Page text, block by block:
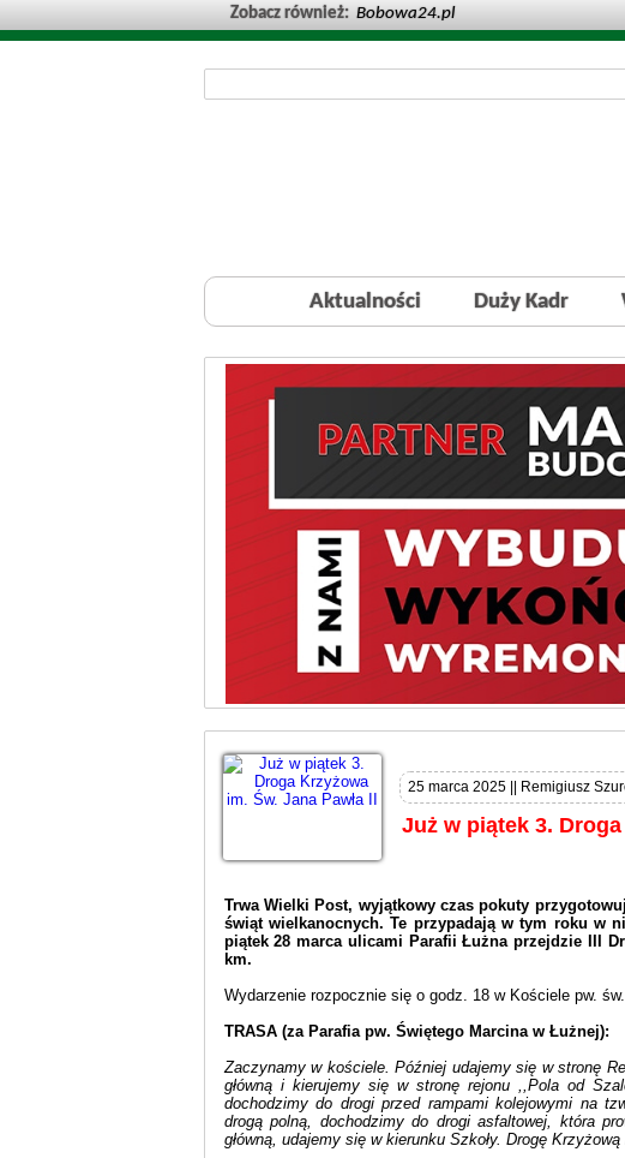
Zobacz również: Bobowa24.pl
Aktualności Duży Kadr
25 marca 2025 || Remigiusz
Już w piątek 3. Droga
Trwa Wielki Post, wyjątkowy czas pokuty
świąt wielkanocnych. Te przypadają w tym roku w
piątek 28 marca ulicami Parafii Łużna przejdzie III
km.
Wydarzenie rozpocznie się o godz. 18 w Kościele pw.
TRASA (za Parafia pw. Świętego Marcina w Łużnej):
Zaczynamy w kościele. Później udajemy się w stronę
główną i kierujemy się w stronę rejonu ,,Pola od
dochodzimy do drogi przed rampami kolejowymi na
drogą polną, dochodzimy do drogi asfaltowej, która
główną, udajemy się w kierunku Szkoły. Drogę